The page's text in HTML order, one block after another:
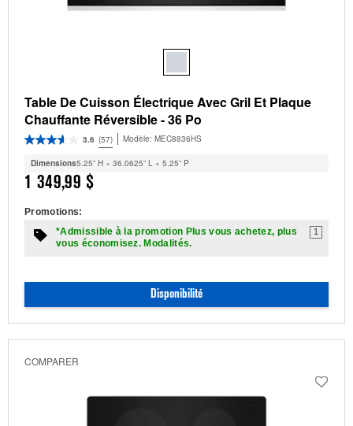
Table De Cuisson Électrique Avec Gril Et Plaque
Chauffante Réversible - 36 Po
3.6 (57) Modèle: MEC8836HS
Dimensions5.25” H × 36.0625” L × 5.25” P
1 349,99 $
Promotions:
*Admissible à la promotion Plus vous achetez, plus
vous économisez. Modalités.
1
Disponibilité
COMPARER